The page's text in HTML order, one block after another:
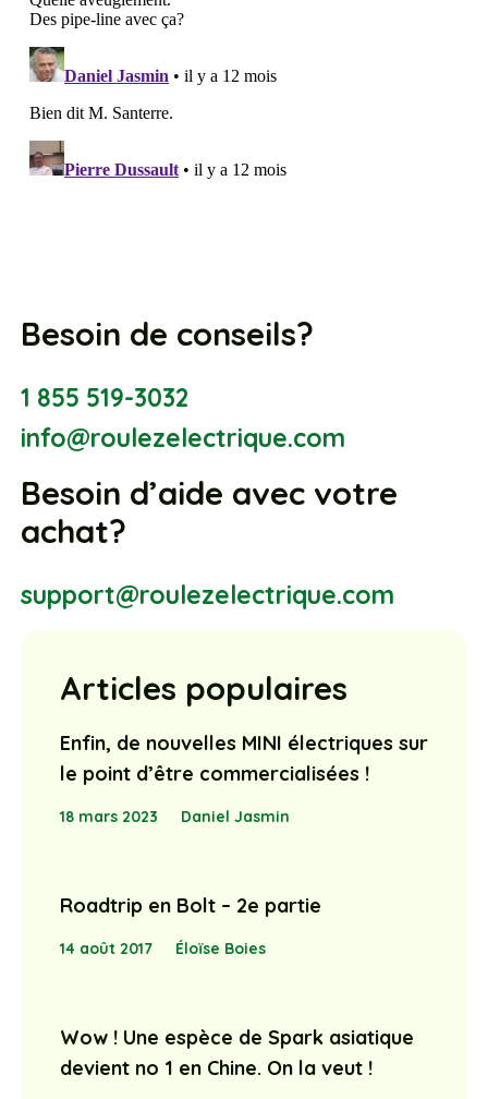
Besoin de conseils?
1 855 519-3032
info@roulezelectrique.com
Besoin d’aide avec votre
achat?
support@roulezelectrique.com
Articles populaires
Enfin, de nouvelles MINI électriques sur
le point d’être commercialisées !
18 mars 2023 Daniel Jasmin
Roadtrip en Bolt – 2e partie
14 août 2017 Éloïse Boies
Wow ! Une espèce de Spark asiatique
devient no 1 en Chine. On la veut !